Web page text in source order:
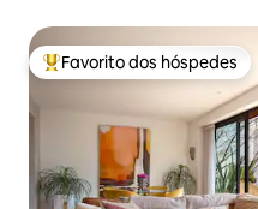
Favoritos dos hóspedes
Favorito dos hóspedes